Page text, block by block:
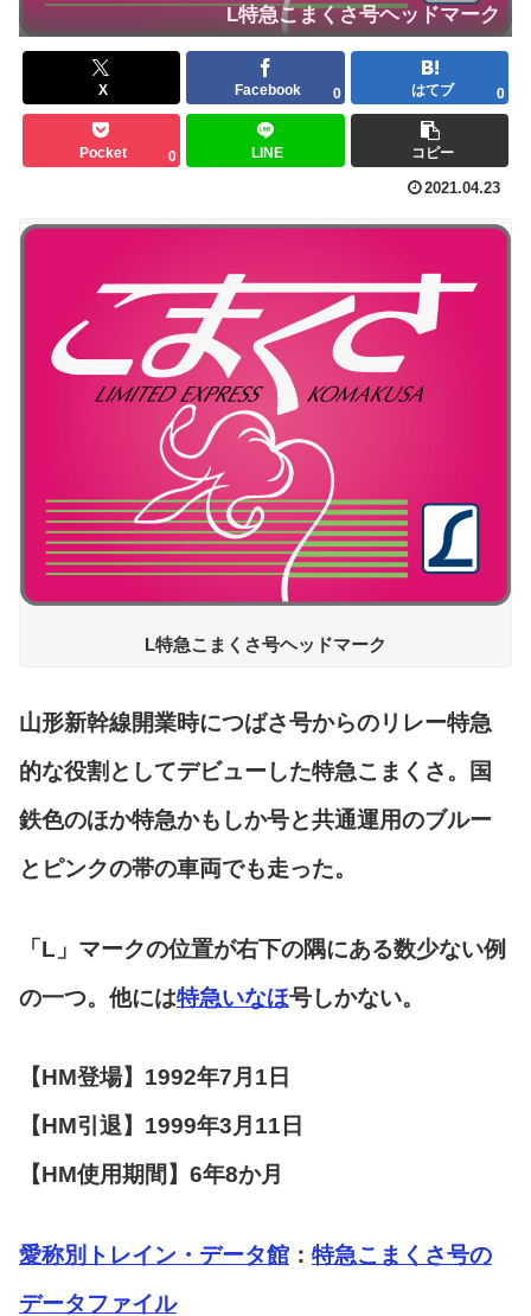
L特急こまくさ号ヘッドマーク
X Facebook 0 はてブ 0
Pocket 0 LINE コピー
2021.04.23
L特急こまくさ号ヘッドマーク
山形新幹線開業時につばさ号からのリレー特急
的な役割としてデビューした特急こまくさ。国
鉄色のほか特急かもしか号と共通運用のブルー
とピンクの帯の車両でも走った。
「L」マークの位置が右下の隅にある数少ない例
の一つ。他には特急いなほ号しかない。
【HM登場】1992年7月1日
【HM引退】1999年3月11日
【HM使用期間】6年8か月
愛称別トレイン・データ館 ： 特急こまくさ号の
データファイル